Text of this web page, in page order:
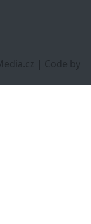
| Code by